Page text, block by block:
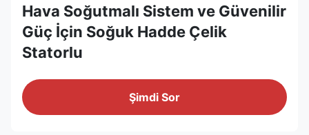
Hava Soğutmalı Sistem ve Güvenilir
Güç İçin Soğuk Hadde Çelik
Statorlu
Şimdi Sor